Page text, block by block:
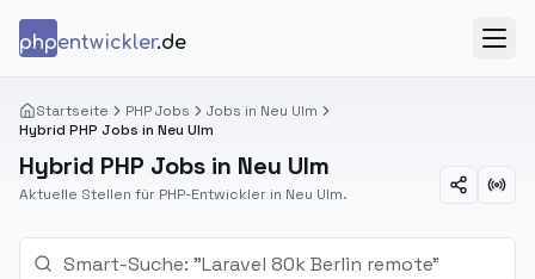
phpentwickler.de
Startseite PHP Jobs
Jobs in Neu Ulm
Hybrid PHP Jobs in Neu Ulm
Hybrid PHP Jobs in Neu Ulm
Aktuelle Stellen für PHP-Entwickler in Neu Ulm.